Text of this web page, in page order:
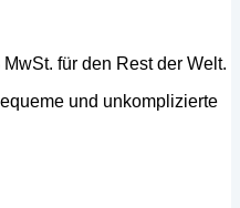
für den Rest der Welt.
und unkomplizierte